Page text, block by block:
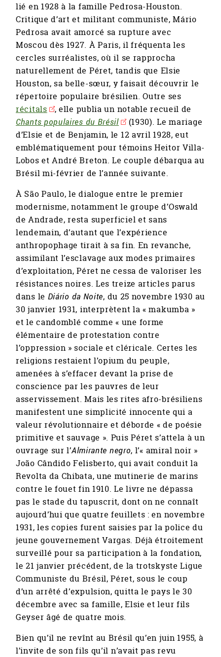
lié en 1928 à la famille Pedrosa-Houston.
Critique d’art et militant communiste, Mário
Pedrosa avait amorcé sa rupture avec
Moscou dès 1927. À Paris, il fréquenta les
cercles surréalistes, où il se rapprocha
naturellement de Péret, tandis que Elsie
Houston, sa belle-sœur, y faisait découvrir le
répertoire populaire brésilien. Outre ses
récitals
, elle publia un notable recueil de
Chants populaires du Brésil
(1930). Le mariage
d’Elsie et de Benjamin, le 12 avril 1928, eut
emblématiquement pour témoins Heitor Villa-
Lobos et André Breton. Le couple débarqua au
Brésil mi-février de l’année suivante.
À São Paulo, le dialogue entre le premier
modernisme, notamment le groupe d’Oswald
de Andrade, resta superficiel et sans
lendemain, d’autant que l’expérience
anthropophage tirait à sa fin. En revanche,
assimilant l’esclavage aux modes primaires
d’exploitation, Péret ne cessa de valoriser les
résistances noires. Les treize articles parus
dans le Diário da Noite, du 25 novembre 1930 au
30 janvier 1931, interprètent la « makumba »
et le candomblé comme « une forme
élémentaire de protestation contre
l’oppression » sociale et cléricale. Certes les
religions restaient l’opium du peuple,
amenées à s’effacer devant la prise de
conscience par les pauvres de leur
asservissement. Mais les rites afro-brésiliens
manifestent une simplicité innocente qui a
valeur révolutionnaire et déborde « de poésie
primitive et sauvage ». Puis Péret s’attela à un
ouvrage sur l’Almirante negro, l’« amiral noir »
João Cândido Felisberto, qui avait conduit la
Revolta da Chibata, une mutinerie de marins
contre le fouet fin 1910. Le livre ne dépassa
pas le stade du tapuscrit, dont on ne connaît
aujourd’hui que quatre feuillets : en novembre
1931, les copies furent saisies par la police du
jeune gouvernement Vargas. Déjà étroitement
surveillé pour sa participation à la fondation,
le 21 janvier précédent, de la trotskyste Ligue
Communiste du Brésil, Péret, sous le coup
d’un arrêté d’expulsion, quitta le pays le 30
décembre avec sa famille, Elsie et leur fils
Geyser âgé de quatre mois.
Bien qu’il ne revînt au Brésil qu’en juin 1955, à
l’invite de son fils qu’il n’avait pas revu